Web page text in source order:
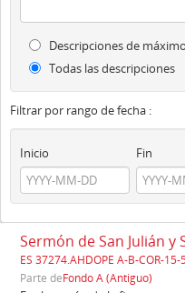
Descripciones de
Todas las descripciones
Filtrar por rango de fecha :
Inicio Fin
Sermón de San Julián y
ES 37274.AHDOPE A-B-COR-15-
Parte deFondo A (Antiguo)